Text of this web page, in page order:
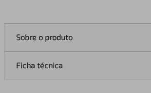
Sobre o produto
Ficha técnica